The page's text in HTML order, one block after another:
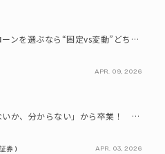
これから住宅ローンを選ぶなら“固定vs変動”どちらが正解? 9割が利用したいと答えた「いま決めなくてもいい」ローンとは!?
APR. 09, 2026
「何が分からないか、分からない」から卒業！ SBIネオトレード証券で学ぶ、はじめての資産形成
券 ) APR. 03, 2026